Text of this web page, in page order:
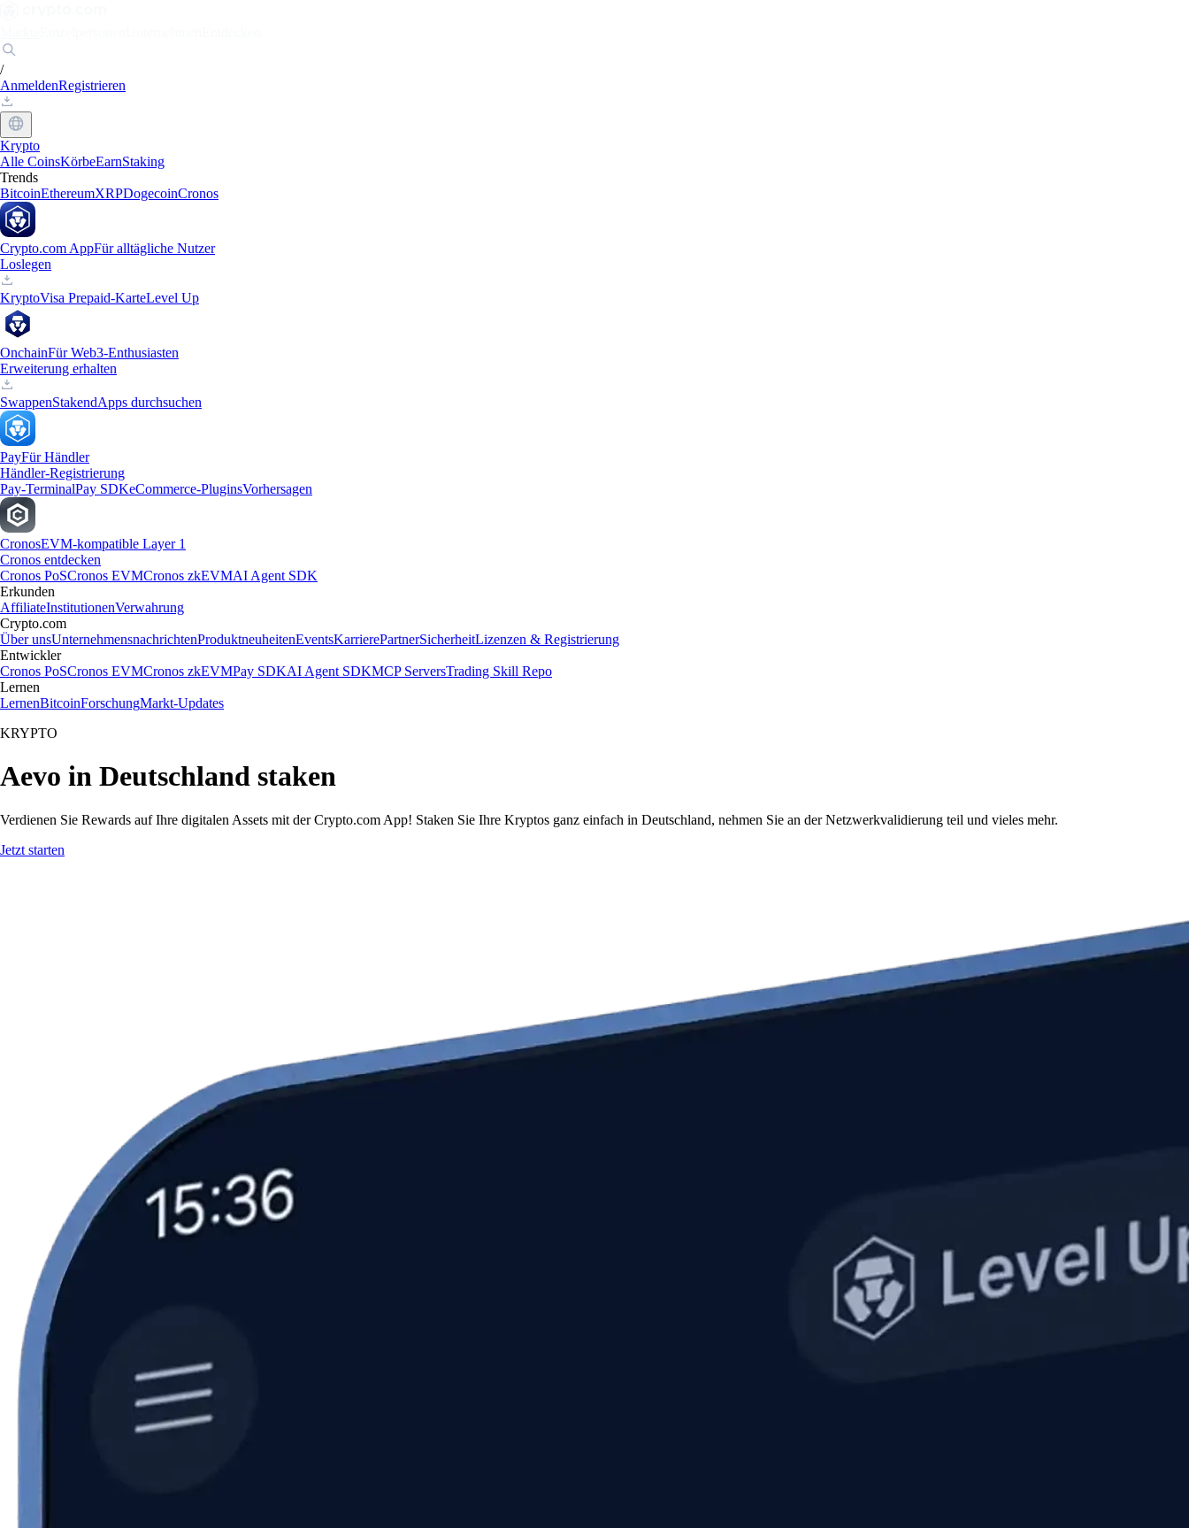
/
AnmeldenRegistrieren
Krypto
Alle CoinsKörbeEarnStaking
Trends
BitcoinEthereumXRPDogecoinCronos
Crypto.com AppFür alltägliche Nutzer
Loslegen
KryptoVisa Prepaid-KarteLevel Up
OnchainFür Web3-Enthusiasten
Erweiterung erhalten
SwappenStakendApps durchsuchen
PayFür Händler
Händler-Registrierung
Pay-TerminalPay SDKeCommerce-PluginsVorhersagen
CronosEVM-kompatible Layer 1
Cronos entdecken
Cronos PoSCronos EVMCronos zkEVMAI Agent SDK
Erkunden
AffiliateInstitutionenVerwahrung
Crypto.com
Über unsUnternehmensnachrichtenProduktneuheitenEventsKarrierePartnerSicherheitLizenzen & Registrierung
Entwickler
Cronos PoSCronos EVMCronos zkEVMPay SDKAI Agent SDKMCP ServersTrading Skill Repo
Lernen
LernenBitcoinForschungMarkt-Updates
KRYPTO
Aevo in Deutschland staken
Verdienen Sie Rewards auf Ihre digitalen Assets mit der Crypto.com App! Staken Sie Ihre Kryptos ganz einfach in Deutschland, nehmen Sie an der Netzwerkvalidierung teil und vieles mehr.
Jetzt starten